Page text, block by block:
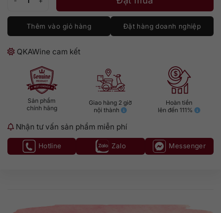
Thêm vào giỏ hàng Đặt hàng doanh nghiệp
QKAWine cam kết
Sản phẩm
chính hãng
Giao hàng 2 giờ
nội thành
Hoàn tiền
lên đến 111%
Nhận tư vấn sản phẩm miễn phí
Hotline Zalo Messenger